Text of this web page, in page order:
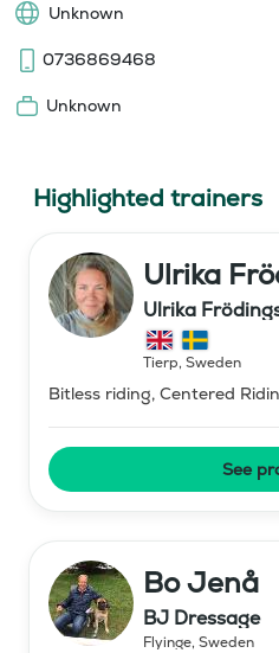
Unknown
0736869468
Unknown
Highlighted trainers
Ulrika
Ulrika
Tierp, Sweden
Bitless riding, Centered
See
Bo Jenå
BJ Dressage
Flyinge, Sweden